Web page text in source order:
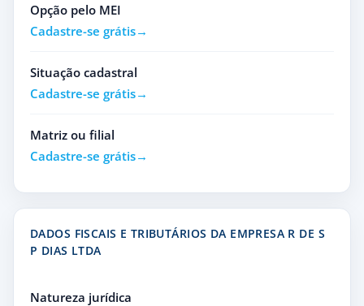
Opção pelo MEI
Cadastre-se grátis
Situação cadastral
Cadastre-se grátis
Matriz ou filial
Cadastre-se grátis
DADOS FISCAIS E TRIBUTÁRIOS DA EMPRESA R DE S
P DIAS LTDA
Natureza jurídica